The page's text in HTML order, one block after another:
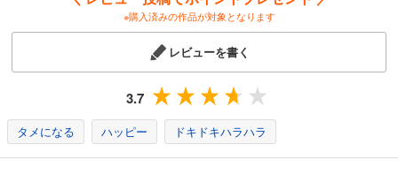
という３つの段階に分けて、
ほぼ日手帳の使い方を解説しています。
モデルの滝沢カレンさんがその場で
ほぼ日手帳に書きはじめるインタビュー。
ほぼ日手帳をこれから使ってみたい方、
毎年どう使おうかなと考えている方に、
ほぼ日手帳の選び方の基本や
気軽にマネできる使い方を紹介します。
※購入済みの作品が対象となります
レビューを書く
3.7
タメになる ハッピー ドキドキハラハラ